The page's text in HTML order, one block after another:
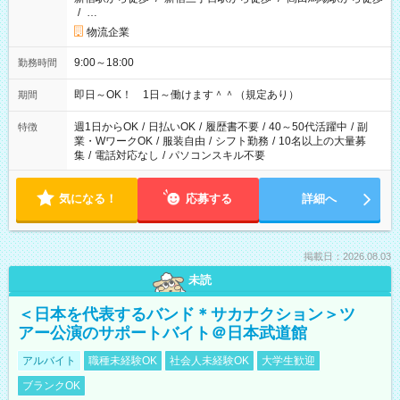
/ …
物流企業
勤務時間 9:00～18:00
期間 即日～OK！ 1日～働けます＾＾（規定あり）
特徴 週1日からOK / 日払いOK / 履歴書不要 / 40～50代活躍中 / 副
業・WワークOK / 服装自由 / シフト勤務 / 10名以上の大量募
集 / 電話対応なし / パソコンスキル不要
気になる！ 応募する 詳細へ
掲載日：2026.08.03
未読
＜日本を代表するバンド＊サカナクション＞ツ
アー公演のサポートバイト＠日本武道館
アルバイト 職種未経験OK 社会人未経験OK
大学生歓迎
ブランクOK